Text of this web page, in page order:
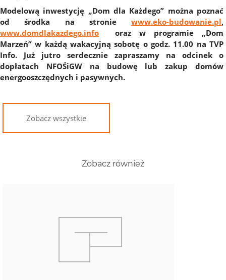
Modelową inwestycję „Dom dla Każdego” można poznać
od środka na stronie www.eko-budowanie.pl,
www.domdlakazdego.info oraz w programie „Dom
Marzeń” w każdą wakacyjną sobotę o godz. 11.00 na TVP
Info. Już jutro serdecznie zapraszamy na odcinek o
dopłatach NFOŚiGW na budowę lub zakup domów
energooszczędnych i pasywnych.
Zobacz wszystkie
Zobacz również